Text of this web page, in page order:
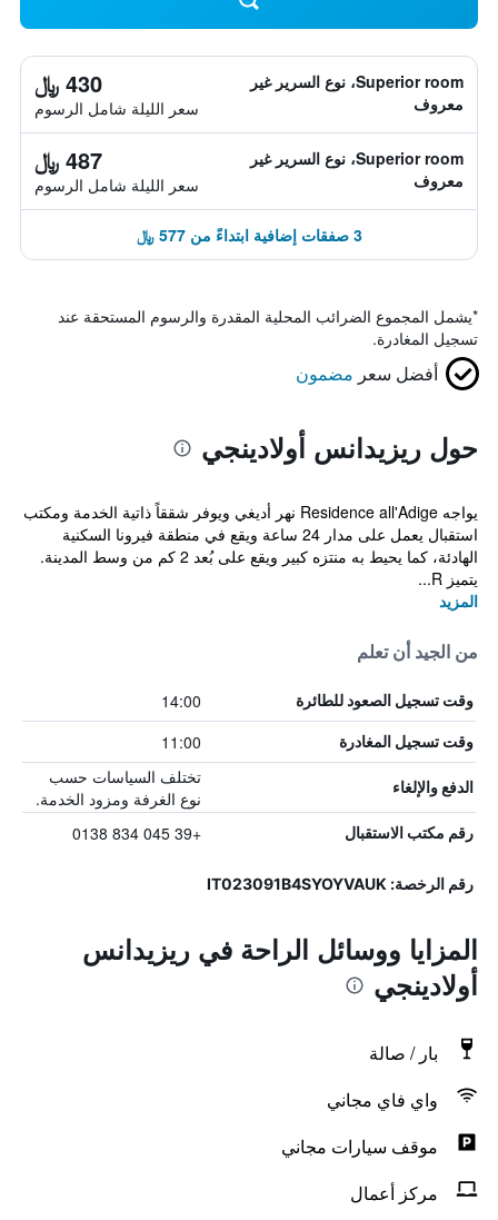
Superior room، نوع السرير غير
معروف
430 ﷼
سعر الليلة شامل الرسوم
Superior room، نوع السرير غير
معروف
487 ﷼
سعر الليلة شامل الرسوم
3 صفقات إضافية ابتداءً من 577 ﷼
*يشمل المجموع الضرائب المحلية المقدرة والرسوم المستحقة عند
تسجيل المغادرة.
أفضل سعر مضمون
حول ريزيدانس أولادينجي
يواجه Residence all'Adige نهر أديغي ويوفر شققاً ذاتية الخدمة ومكتب
استقبال يعمل على مدار 24 ساعة ويقع في منطقة فيرونا السكنية
الهادئة، كما يحيط به منتزه كبير ويقع على بُعد 2 كم من وسط المدينة.
يتميز R...
المزيد
من الجيد أن تعلم
وقت تسجيل الصعود للطائرة 14:00
وقت تسجيل المغادرة 11:00
الدفع والإلغاء
تختلف السياسات حسب
نوع الغرفة ومزود الخدمة.
رقم مكتب الاستقبال +39 045 834 0138
رقم الرخصة: IT023091B4SYOYVAUK
المزايا ووسائل الراحة في ريزيدانس
أولادينجي
بار / صالة
واي فاي مجاني
موقف سيارات مجاني
مركز أعمال